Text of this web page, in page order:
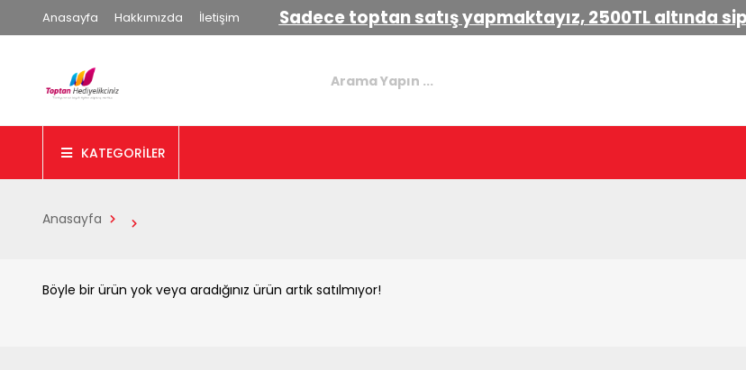
Anasayfa Hakkımızda İletişim Sadece toptan satış yapmaktayız, 2500TL altında
KATEGORİLER
Anasayfa
Böyle bir ürün yok veya aradığınız ürün artık satılmıyor!